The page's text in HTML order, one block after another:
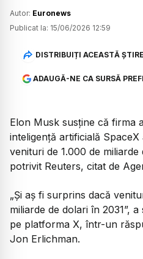
Autor: Euronews
Publicat la: 15/06/2026 12:59
DISTRIBUIȚI ACEASTĂ ȘTIRE
ADAUGĂ-NE CA SURSĂ
Elon Musk susține că firma
inteligență artificială
venituri de 1.000 de
potrivit Reuters, citat de
„Și aș fi surprins dacă
miliarde de dolari în 2031”,
pe platforma X, într-un
Jon Erlichman.